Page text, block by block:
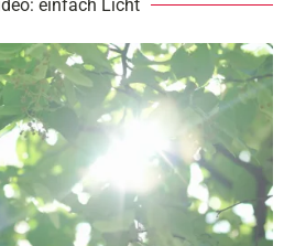
einfach Licht